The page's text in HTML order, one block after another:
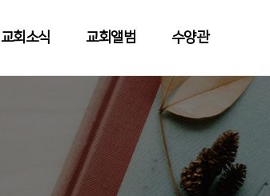
교회소식 교회앨범 수양관